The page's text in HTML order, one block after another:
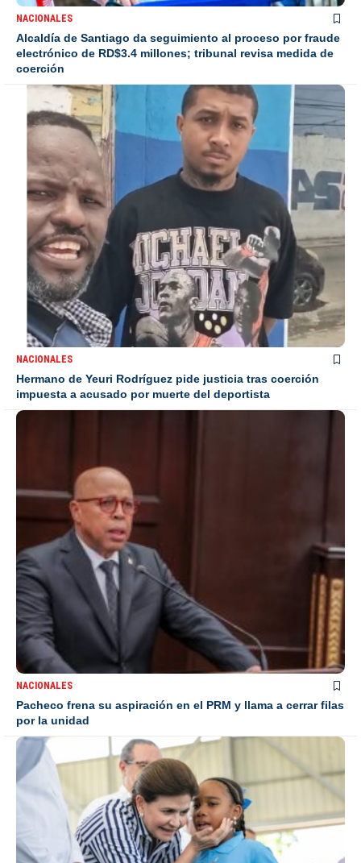
NACIONALES
Alcaldía de Santiago da seguimiento al proceso por fraude
electrónico de RD$3.4 millones; tribunal revisa medida de
coerción
NACIONALES
Hermano de Yeuri Rodríguez pide justicia tras coerción
impuesta a acusado por muerte del deportista
NACIONALES
Pacheco frena su aspiración en el PRM y llama a cerrar filas
por la unidad